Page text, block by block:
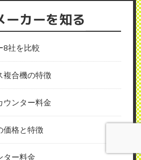
ーカーを知る
8社を比較
複合機の特徴
ウンター料金
価格と特徴
ター料金